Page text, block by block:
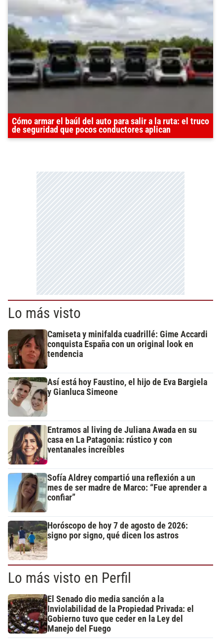
Cómo armar el baúl del auto para salir a la ruta: el truco
de seguridad que pocos conductores aplican
Lo más visto
Camiseta y minifalda cuadrillé: Gime Accardi
conquista España con un original look en
tendencia
Así está hoy Faustino, el hijo de Eva Bargiela
y Gianluca Simeone
Entramos al living de Juliana Awada en su
casa en La Patagonia: rústico y con
ventanales increíbles
Sofía Aldrey compartió una reflexión a un
mes de ser madre de Marco: “Fue aprender a
confiar”
Horóscopo de hoy 7 de agosto de 2026:
signo por signo, qué dicen los astros
Lo más visto en Perfil
El Senado dio media sanción a la
Inviolabilidad de la Propiedad Privada: el
Gobierno tuvo que ceder en la Ley del
Manejo del Fuego